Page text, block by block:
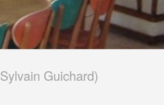
Sylvain Guichard)